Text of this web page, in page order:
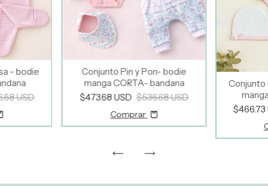
- bodie
USD
Conjunto Pin y Pon- bodie
manga CORTA- bandana
$473.68 USD $536.68 USD
Comprar